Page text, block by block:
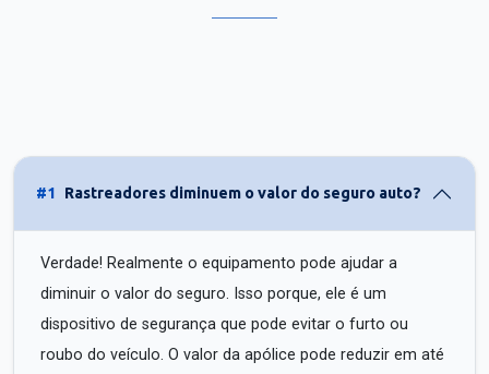
#1 Rastreadores diminuem o valor do seguro auto?
Verdade! Realmente o equipamento pode ajudar a
diminuir o valor do seguro. Isso porque, ele é um
dispositivo de segurança que pode evitar o furto ou
roubo do veículo. O valor da apólice pode reduzir em até